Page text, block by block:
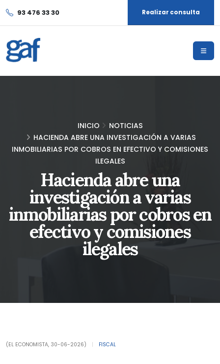
93 476 33 30 Realizar consulta
INICIO
NOTICIAS
HACIENDA ABRE UNA INVESTIGACIÓN A VARIAS
INMOBILIARIAS POR COBROS EN EFECTIVO Y COMISIONES
ILEGALES
Hacienda abre una
investigación a varias
inmobiliarias por cobros en
efectivo y comisiones
ilegales
(EL ECONOMISTA, 30-06-2026) FISCAL